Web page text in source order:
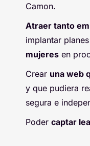
Camon.
Atraer tanto
implantar
mujeres en
Crear una web
y que pudiera
segura e
Poder captar